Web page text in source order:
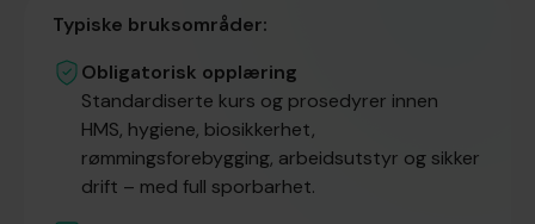
Typiske bruksområder:
Obligatorisk opplæring
Standardiserte kurs og prosedyrer innen
HMS, hygiene, biosikkerhet,
rømmingsforebygging, arbeidsutstyr og sikker
drift – med full sporbarhet.